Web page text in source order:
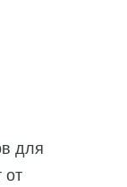
для
от